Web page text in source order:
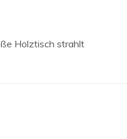
Holztisch strahlt